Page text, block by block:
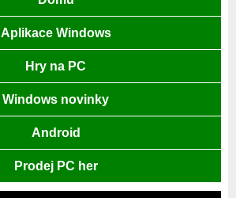
Aplikace Windows
Hry na PC
Windows novinky
Android
Prodej PC her